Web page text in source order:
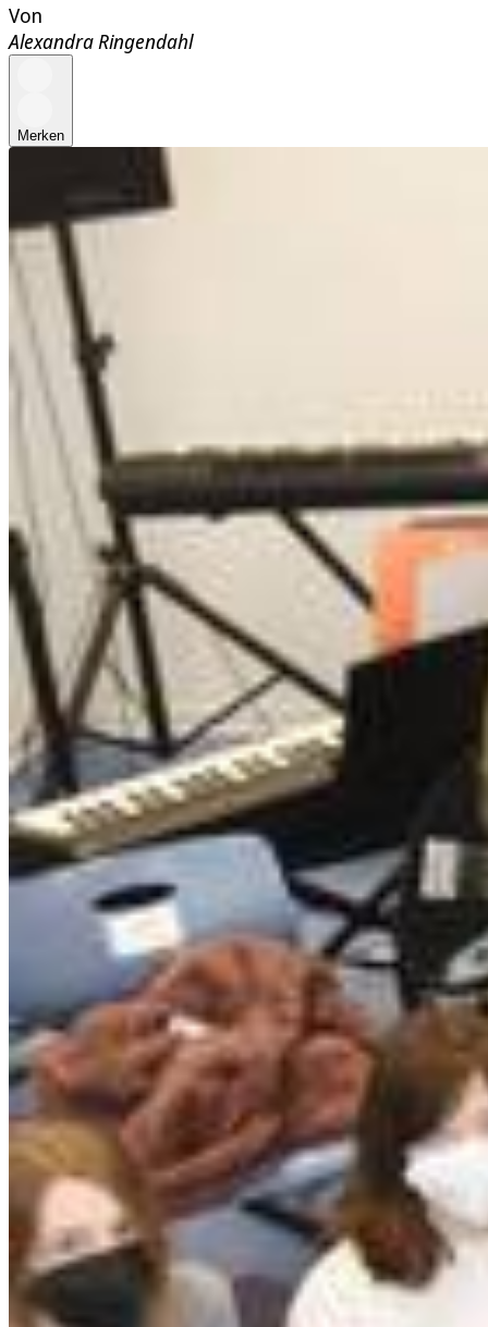
Von
Alexandra Ringendahl
Merken